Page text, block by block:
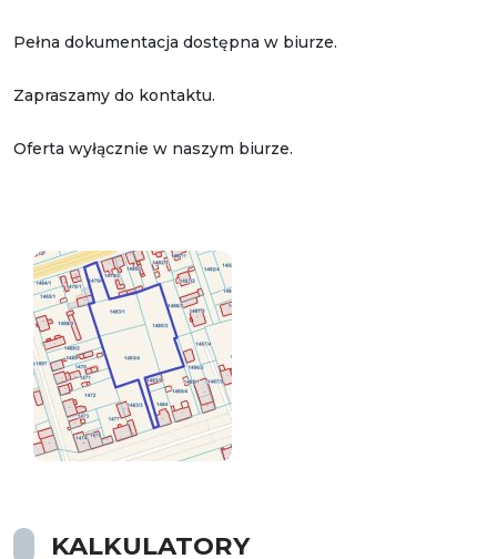
Pełna dokumentacja dostępna w biurze.
Zapraszamy do kontaktu.
Oferta wyłącznie w naszym biurze.
KALKULATORY